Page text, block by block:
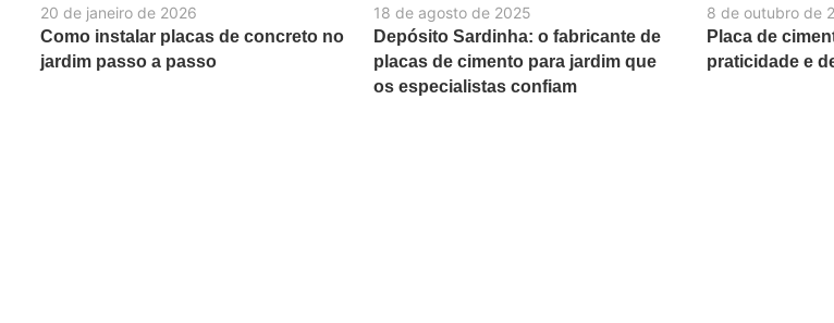
20 de janeiro de 2026
Como instalar placas de concreto no
jardim passo a passo
18 de agosto de 2025
Depósito Sardinha: o fabricante de
placas de cimento para jardim que
os especialistas confiam
8 de outubro de
Placa de
praticidade e